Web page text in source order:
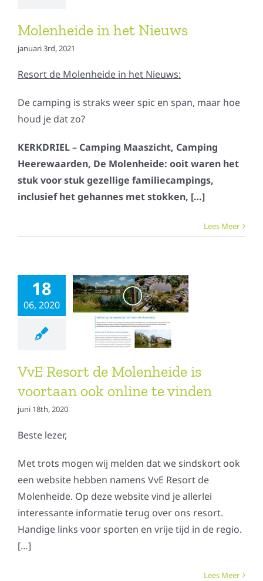
Molenheide in het Nieuws
januari 3rd, 2021
Resort de Molenheide in het Nieuws:
De camping is straks weer spic en span, maar hoe
houd je dat zo?
KERKDRIEL – Camping Maaszicht, Camping
Heerewaarden, De Molenheide: ooit waren het
stuk voor stuk gezellige familiecampings,
inclusief het gehannes met stokken, […]
Lees Meer
18
06, 2020
VvE Resort de Molenheide is
voortaan ook online te vinden
juni 18th, 2020
Beste lezer,
Met trots mogen wij melden dat we sindskort ook
een website hebben namens VvE Resort de
Molenheide. Op deze website vind je allerlei
interessante informatie terug over ons resort.
Handige links voor sporten en vrije tijd in de regio.
[…]
Lees Meer